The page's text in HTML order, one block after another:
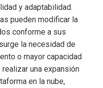
y adaptabilidad.
pueden modificar la
conforme a sus
la necesidad de
o mayor capacidad
una expansión
en la nube,